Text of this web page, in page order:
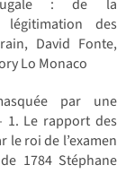
: de la
des
David Fonte,
Lo Monaco
par une
1. Le rapport des
le roi de l’examen
1784 Stéphane